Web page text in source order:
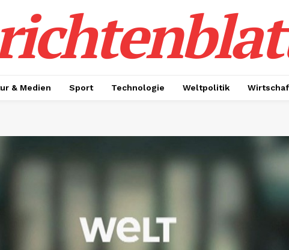
& Medien Sport Technologie Weltpolitik